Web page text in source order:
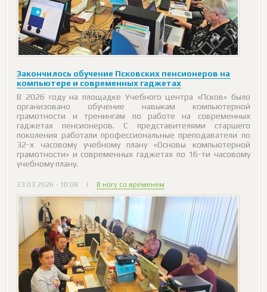
Закончилось обучение Псковских пенсионеров на
компьютере и современных гаджетах
В 2026 году на площадке Учебного центра «Псков» было
организовано обучение навыкам компьютерной
грамотности и тренингам по работе на современных
гаджетах пенсионеров. С представителями старшего
поколения работали профессиональные преподаватели по
32-х часовому учебному плану «Основы компьютерной
грамотности» и современных гаджетах по 16-ти часовому
учебному плану.
23.03.2026 - 10:08 | В ногу со временем